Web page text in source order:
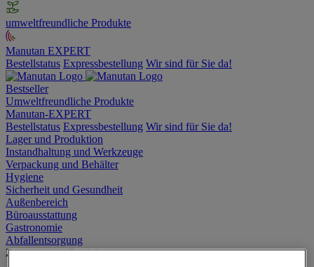
umweltfreundliche Produkte
Manutan EXPERT
Bestellstatus Expressbestellung Wir sind für Sie da!
Bestseller
Umweltfreundliche Produkte
Manutan-EXPERT
Bestellstatus Expressbestellung Wir sind für Sie da!
Lager und Produktion
Instandhaltung und Werkzeuge
Verpackung und Behälter
Hygiene
Sicherheit und Gesundheit
Außenbereich
Büroausstattung
Gastronomie
Abfallentsorgung
Zur gesamten Produktgruppe